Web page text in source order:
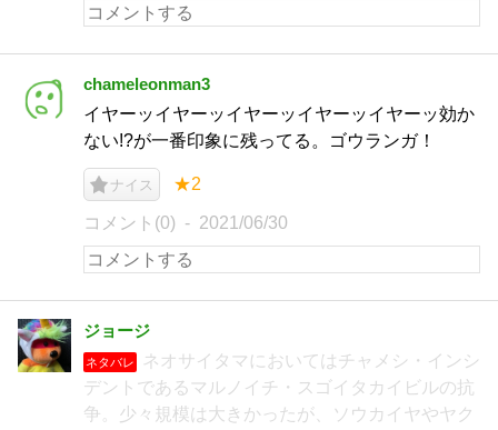
chameleonman3
イヤーッイヤーッイヤーッイヤーッイヤーッ効か
ない!?が一番印象に残ってる。ゴウランガ！
ナイス ★2
コメント(0) 2021/06/30
ジョージ
ネタバレ
ネオサイタマにおいてはチャメシ・インシ
デントであるマルノイチ・スゴイタカイビルの抗
争。少々規模は大きかったが、ソウカイヤやヤク